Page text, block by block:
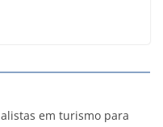
em turismo para